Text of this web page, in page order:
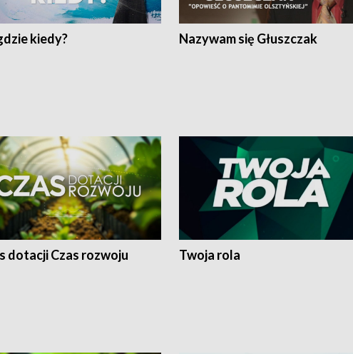
kiedy? Nazywam się Głuszczak
dotacji Czas rozwoju Twoja rola